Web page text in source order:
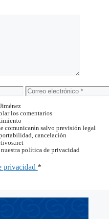
Correo
electrónico
los comentarios
comunicarán salvo previsión legal
cancelación
política de privacidad
privacidad *